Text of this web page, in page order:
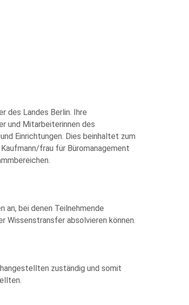
des Landes Berlin. Ihre
und Mitarbeiterinnen des
Einrichtungen. Dies beinhaltet zum
frau für Büromanagement
bei denen Teilnehmende
Wissenstransfer absolvieren können.
zuständig und somit
Daten für den Zweck der
widerrufen.